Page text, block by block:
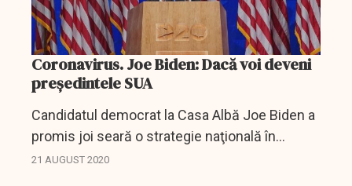
Coronavirus. Joe Biden: Dacă voi deveni
președintele SUA
Candidatul democrat la Casa Albă Joe Biden a
promis joi seară o strategie naţională în
Statele Unite din "prima zi de mandat" pentru a
21 AUGUST 2020